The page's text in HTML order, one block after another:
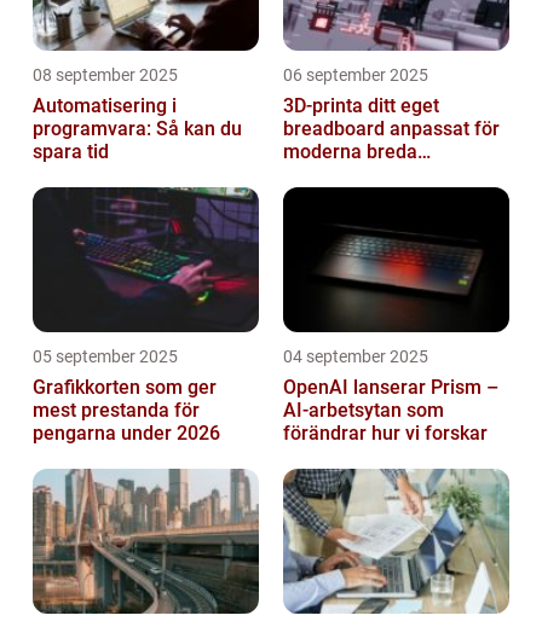
08 september 2025
Automatisering i
programvara: Så kan du
spara tid
06 september 2025
3D-printa ditt eget
breadboard anpassat för
moderna breda
05 september 2025
Grafikkorten som ger
mest prestanda för
pengarna under 2026
04 september 2025
OpenAI lanserar Prism –
AI-arbetsytan som
förändrar hur vi forskar